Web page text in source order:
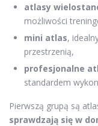
atlasy
możliwości
mini atlas,
przestrzenią,
profesjonalne
standardem
Pierwszą grupą są
sprawdzają się w